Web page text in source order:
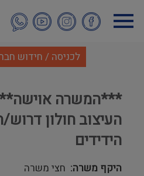
לתוכן
העיקרי
לכניסה / חידוש
***המשרה
העיצוב חולון
הידידים
היקף משרה חצי משרה